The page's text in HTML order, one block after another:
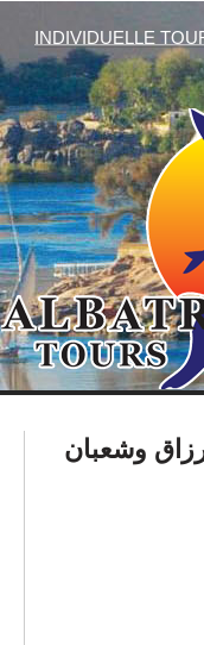
INDIVIDUELLE
وشعبان